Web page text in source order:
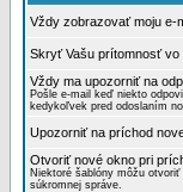
Vždy zobrazovať moju e-
Skryť Vašu prítomnosť vo
Vždy ma upozorniť na
Pošle e-mail keď niekto
kedykoľvek pred odoslaním
Upozorniť na príchod
Otvoriť nové okno pri
Niektoré šablóny môžu
súkromnej správe.